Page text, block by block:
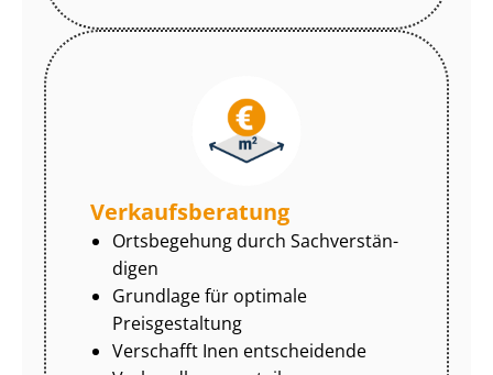
Ver­kaufs­be­ra­tung
Ortsbegehung durch Sach­ver­stän­
di­gen
Grundlage für optimale
Preisgestaltung
Verschafft Inen entscheidende